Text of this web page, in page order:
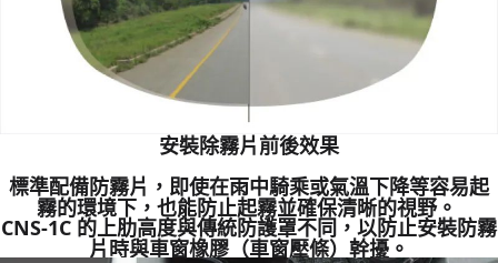
安裝除霧片前後效果
標準配備防霧片，即使在雨中騎乘或氣溫下降等容易起
霧的環境下，也能防止起霧並確保清晰的視野。
CNS-1C 的上肋高度與傳統防護罩不同，以防止安裝防霧
片時與車窗橡膠（車窗壓條）幹擾。